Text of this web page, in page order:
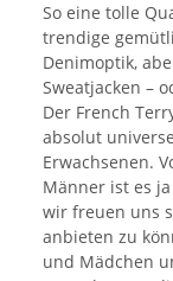
So eine tolle
trendige
Denimoptik,
Sweatjacken –
Der French
absolut
Erwachsenen.
Männer ist es
wir freuen uns
anbieten zu
und Mädchen